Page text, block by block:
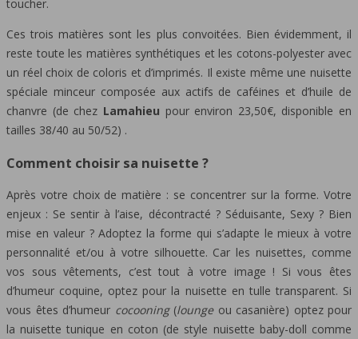
toucher.
Ces trois matières sont les plus convoitées. Bien évidemment, il
reste toute les matières synthétiques et les cotons-polyester avec
un réel choix de coloris et d’imprimés. Il existe même une nuisette
spéciale minceur composée aux actifs de caféines et d’huile de
chanvre (de chez Lamahieu pour environ 23,50€, disponible en
tailles 38/40 au 50/52) .
Comment choisir sa nuisette ?
Après votre choix de matière : se concentrer sur la forme. Votre
enjeux : Se sentir à l’aise, décontracté ? Séduisante, Sexy ? Bien
mise en valeur ? Adoptez la forme qui s’adapte le mieux à votre
personnalité et/ou à votre silhouette. Car les nuisettes, comme
vos sous vêtements, c’est tout à votre image ! Si vous êtes
d’humeur coquine, optez pour la nuisette en tulle transparent. Si
vous êtes d’humeur cocooning(loungeou casanière) optez pour
la nuisette tunique en coton (de style nuisette baby-doll comme